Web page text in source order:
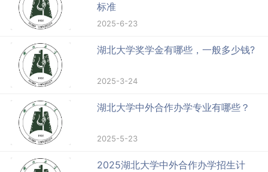
标准
2025-6-23
湖北大学奖学金有哪些，一般多少钱?
2025-3-24
湖北大学中外合作办学专业有哪些？
2025-5-23
2025湖北大学中外合作办学招生计